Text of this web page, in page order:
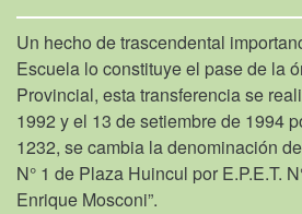
Un hecho de trascendental
Escuela lo constituye el pase de la
Provincial, esta transferencia se
1992 y el 13 de setiembre de 1994
1232, se cambia la denominación
N° 1 de Plaza Huincul por E.P.E.T.
Enrique Mosconi”.